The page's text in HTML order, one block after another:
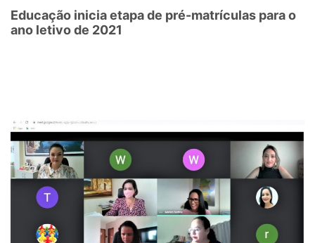
Educação inicia etapa de pré-matrículas para o
ano letivo de 2021